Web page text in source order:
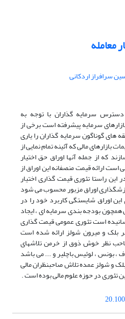
معامله
سرافراز اردکانی
سرمایه گذاران با توجه به
سرمایه پیشرفته است برخی از
های گوناگون سرمایه گذاران را یاری
بازارهای مالی که آئینه تمام نمایی از
که از جمله آنها اوراق حق اختیار
ارائه قیمت منصفانه این اوراق از
راستا تئوری قیمت گذاری اختیار
اوراق مزبور محسوب می شود
اوراق شایستگی کاربرد خود را در
بودجه بندی سرمایه ای ، ایجاد
است تئوری عمومی قیمت گذاری
بلک و میرون شولز ارائه شده است
نظر خوش ذوق از خرمن تلاشهای
بونس ، لوئیس باچلیر و ... می باشد
و شولز عمده تلاش صاحبنظران مالی
تئوری در حوزه علوم مالی بوده است .